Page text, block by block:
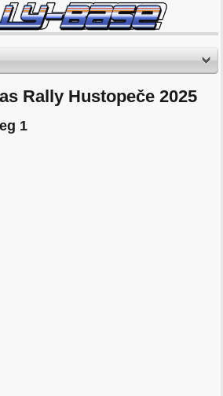
Rally Hustopeče 2025
1